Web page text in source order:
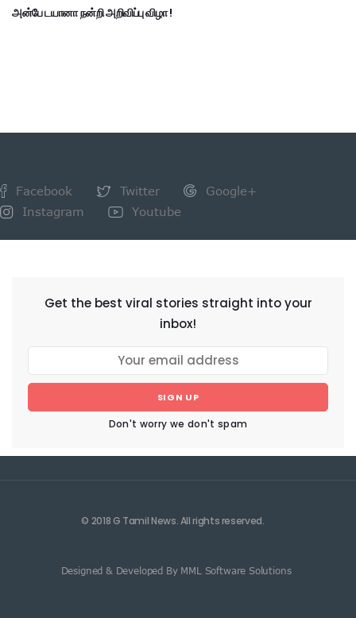
அன்பே டயானா நன்றி அறிவிப்பு விழா !
Facebook Twitter
Google+
Instagram
Youtube
Get the best viral stories straight into your
inbox!
SIGN UP
Don't worry we don't spam
© 2018 G Tamil News. All rights reserved.
Designed & Developed By MML Software Solutions